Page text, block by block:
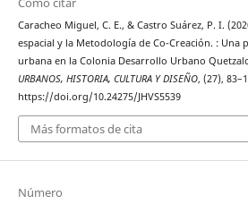
Caracheo Miguel, C. E., & Castro Suárez, P. I.
espacial y la Metodología de Co-Creación. : Una
urbana en la Colonia Desarrollo Urbano
URBANOS, HISTORIA, CULTURA Y DISEÑO, (27),
https://doi.org/10.24275/JHVS5539
Más formatos de cita
Número